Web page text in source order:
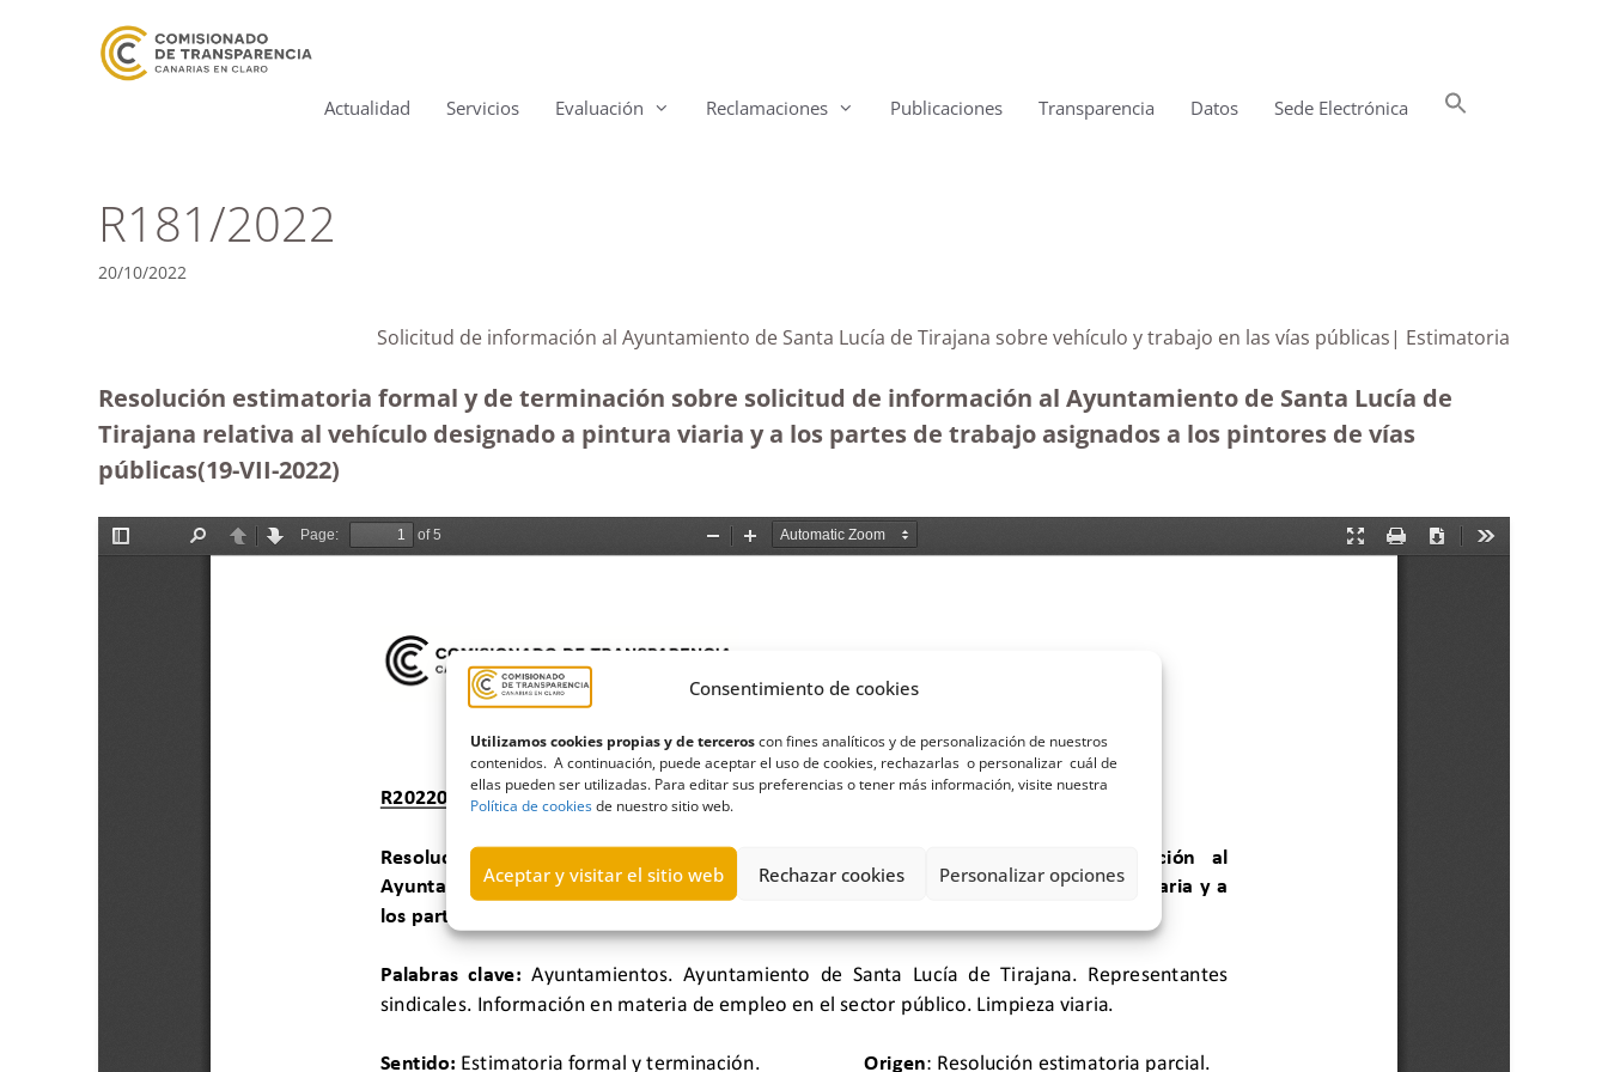
Consentimiento de cookies
Utilizamos cookies propias y de terceroscon fines analíticos y de personalización de nuestros
contenidos. A continuación, puede aceptar el uso de cookies, rechazarlas o personalizar cuál de
ellas pueden ser utilizadas. Para editar sus preferencias o tener más información, visite nuestra
Política de cookiesde nuestro sitio web.
Aceptar y visitar el sitio web Rechazar cookies Personalizar opciones
Actualidad Servicios Evaluación Reclamaciones Publicaciones Transparencia Datos Sede Electrónica
R181/2022
20/10/2022
Solicitud de información al Ayuntamiento de Santa Lucía de Tirajana sobre vehículo y trabajo en las vías públicas| Estimatoria
Resolución estimatoria formal y de terminación sobre solicitud de información al Ayuntamiento de Santa Lucía de
Tirajana relativa al vehículo designado a pintura viaria y a los partes de trabajo asignados a los pintores de vías
públicas(19-VII-2022)